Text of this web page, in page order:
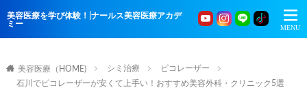
美容医療を学び体験！|ナールス美容医療アカデ
ミー
美容医療（HOME) シミ治療
ピコレーザー
石川でピコレーザーが安くて上手い！おすすめ美容外科・クリニック5選